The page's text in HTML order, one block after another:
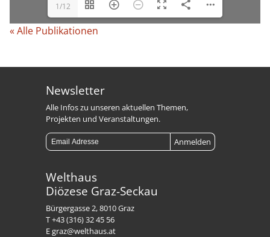
1/12
« Alle Publikationen
Newsletter
Alle Infos zu unseren aktuellen Themen,
Projekten und Veranstaltungen.
Welthaus
Diözese Graz-Seckau
Bürgergasse 2, 8010 Graz
T +43 (316) 32 45 56
E graz@welthaus.at